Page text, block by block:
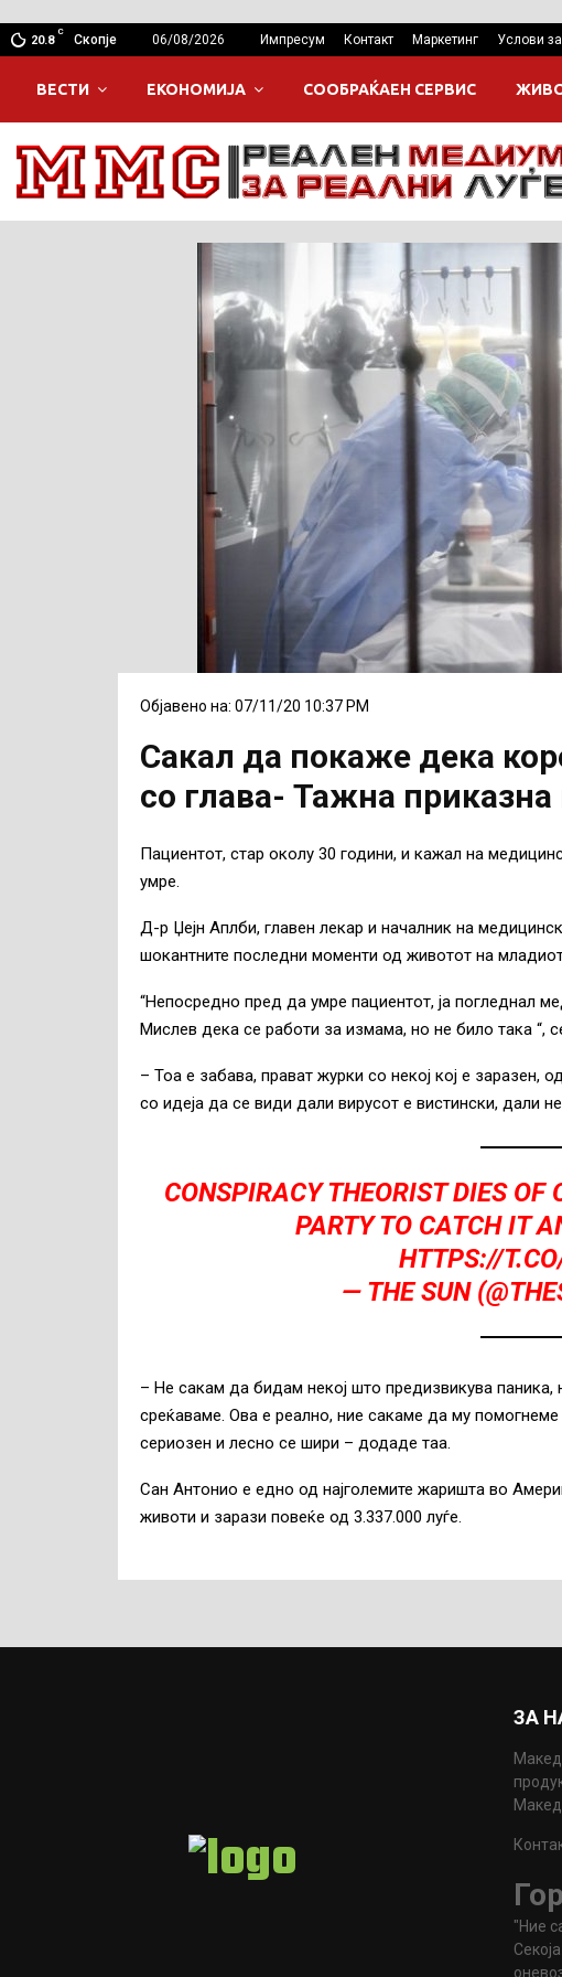
20.8
C
Скопје 06/08/2026 Импресум Контакт Маркетинг Услови
ВЕСТИ ЕКОНОМИЈА СООБРАЌАЕН СЕРВИС
Објавено на: 07/11/20 10:37 PM
Сакал да покаже дека
со глава- Тажна
Пациентот, стар околу 30 години, и кажал на
умре.
Д-р Џејн Аплби, главен лекар и началник на
шокантните последни моменти од животот на
“Непосредно пред да умре пациентот, ја погледнал
Мислев дека се работи за измама, но не било така “,
– Тоа е забава, прават журки со некој кој е заразен,
со идеја да се види дали вирусот е вистински, дали
CONSPIRACY THEORIST DIES
PARTY TO CATCH IT
HTTPS://
— THE SUN
– Не сакам да бидам некој што предизвикува
среќаваме. Ова е реално, ние сакаме да му
сериозен и лесно се шири – додаде таа.
Сан Антонио е едно од најголемите жаришта во
животи и зарази повеќе од 3.337.000 луѓе.
ЗА
"Ние